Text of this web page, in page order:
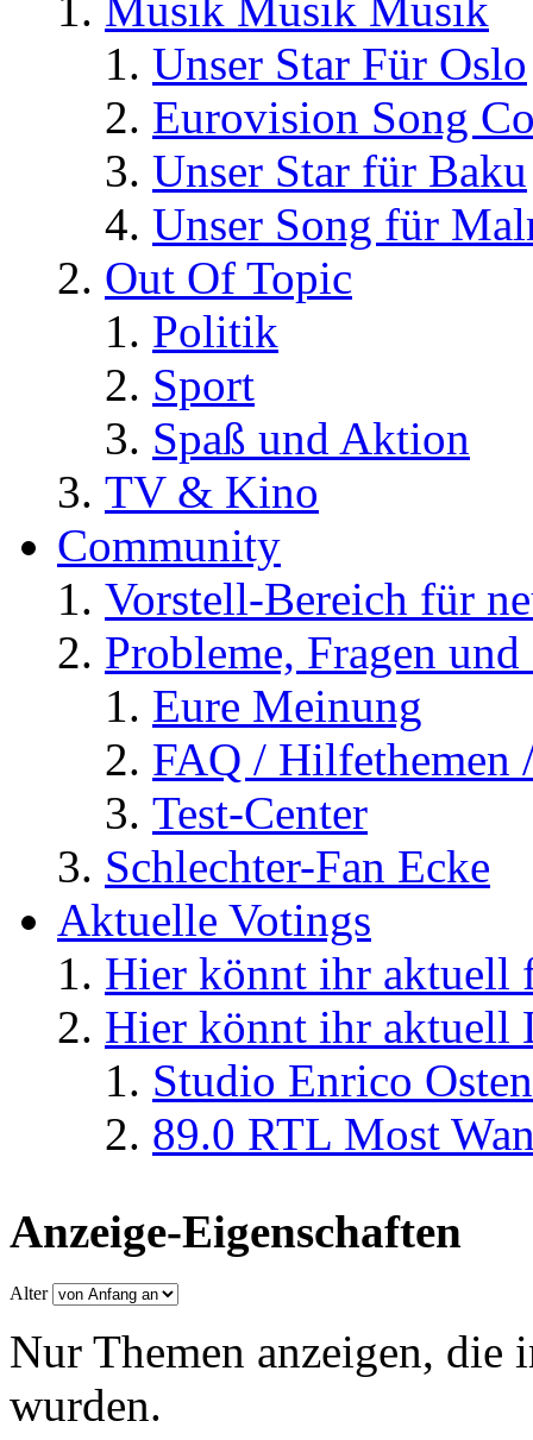
Unser Star Für Oslo
Eurovision Song
Unser Star für Baku
Unser Song für
Out Of Topic
Politik
Sport
Spaß und Aktion
TV & Kino
Community
Vorstell-Bereich für
Probleme, Fragen
Eure Meinung
FAQ / Hilfethemen
Test-Center
Schlechter-Fan Ecke
Aktuelle Votings
Hier könnt ihr aktuell
Hier könnt ihr aktuell
Studio Enrico
89.0 RTL Most
Anzeige-Eigenschaften
Alter
Nur Themen anzeigen, die
wurden.